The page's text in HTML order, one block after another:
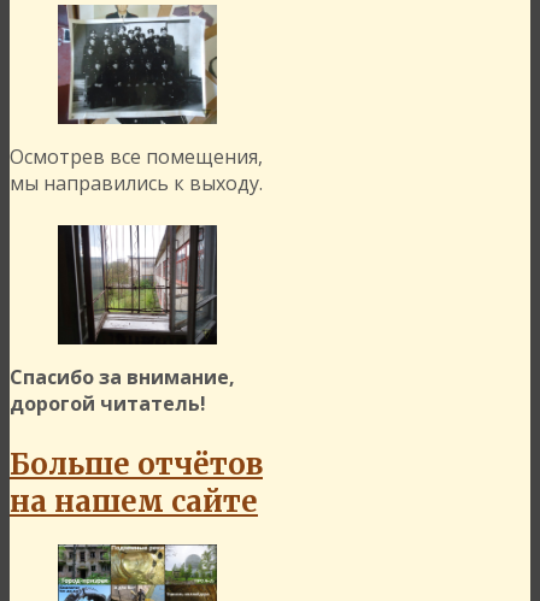
Осмотрев все помещения,
мы направились к выходу.
Спасибо за внимание,
дорогой читатель!
Больше отчётов
на нашем сайте